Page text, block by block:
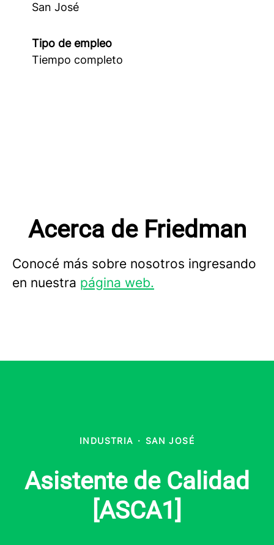
San José
Tipo de empleo
Tiempo completo
Acerca de Friedman
Conocé más sobre nosotros ingresando
en nuestra página web.
INDUSTRIA · SAN JOSÉ
Asistente de Calidad
[ASCA1]